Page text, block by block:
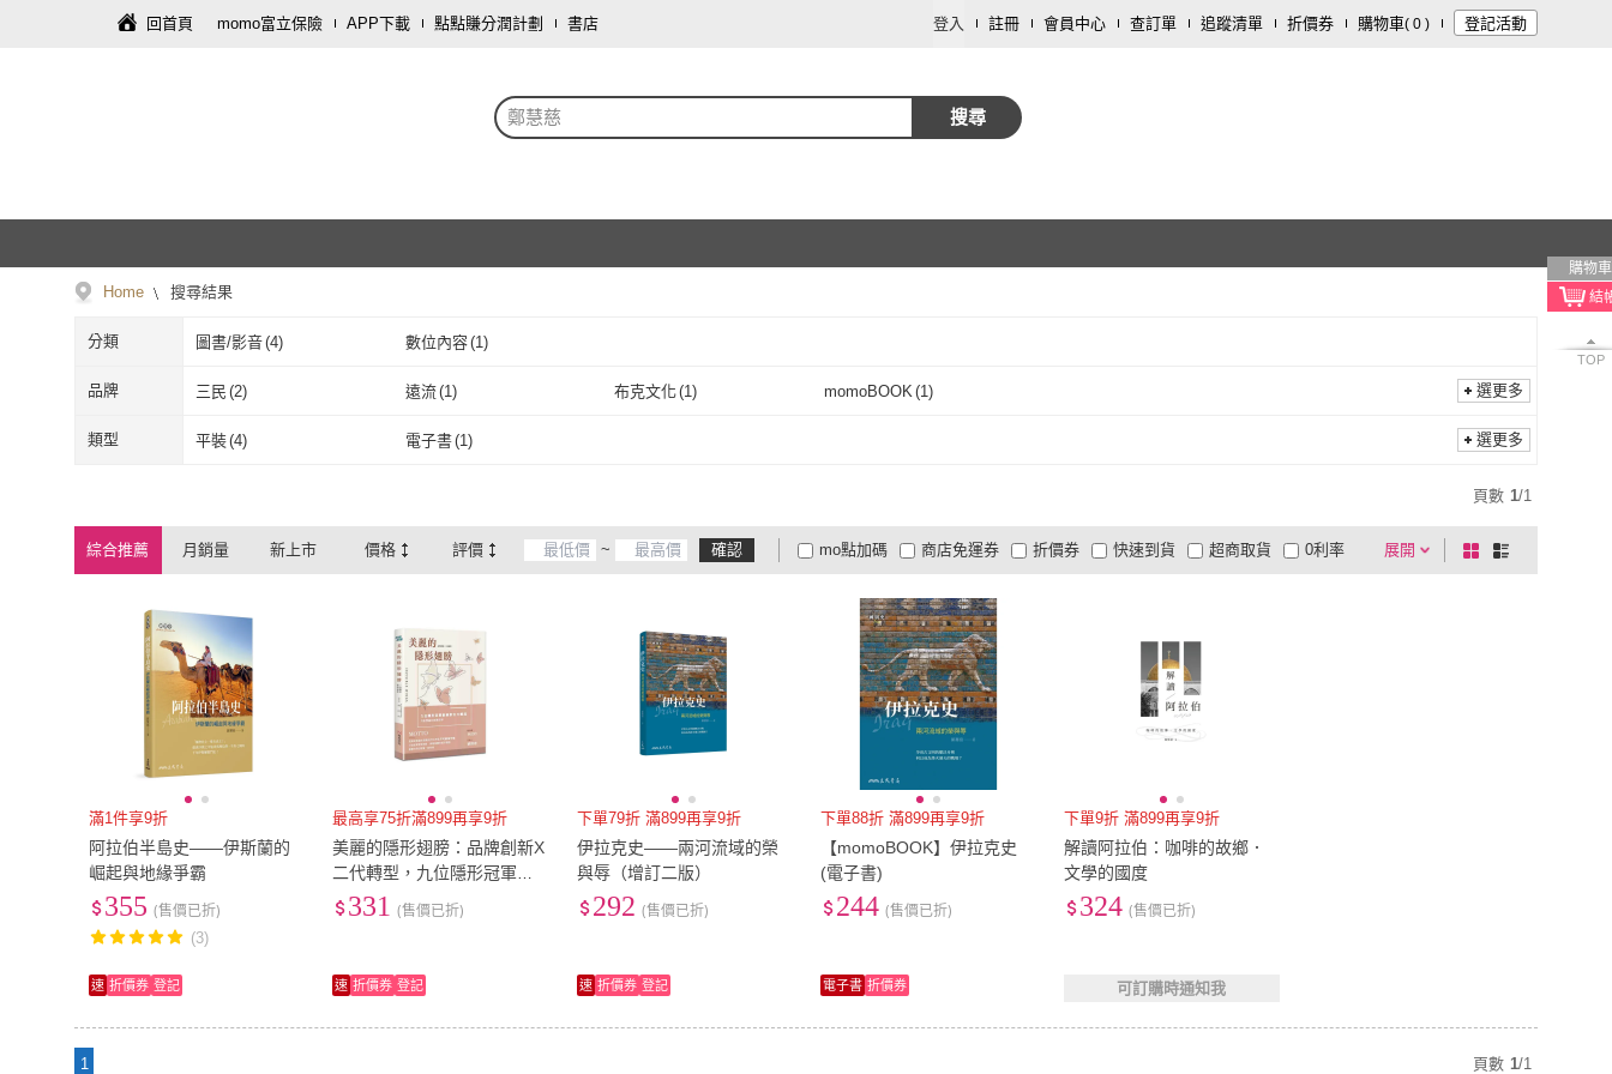
回首頁 momo富立保險 APP下載 點點賺分潤計劃 書店 登入 註冊 會員中心 查訂單 追蹤清單 折價券 購物車( 0 ) 登記活動
鄭慧慈 搜尋
購物車
TOP
Home 搜尋結果
分類 圖書/影音(4) 數位內容(1)
品牌 三民 (2) 遠流(1) 布克文化(1) momoBOOK (1)
三民 遠流(
取消 選更多
類型 平裝(4) 電子書(1) 選更多
頁數 1/1
綜合推薦 月銷量 新上市 價格 評價 ~ 確認 展開
折價券
有影片
商品有量 電視購物
mo點加碼 快速到貨 超商取貨
低溫宅配
大家電安心配
大家電快配
定期配/分次配
商店免運券 0利率
及以上 3 及以上
棋
盤
列
滿1件享9折
阿拉伯半島史――伊斯蘭的
崛起與地緣爭霸
355 (售價已折)
(3)
速 折價券 登記
最高享75折滿899再享9折
美麗的隱形翅膀：品牌創新X
二代轉型，九位隱形冠軍創
業家女力崛起、共創雙贏的
創業故事
331 (售價已折)
速 折價券 登記
下單79折 滿899再享9折
伊拉克史――兩河流域的榮
與辱（增訂二版）
292 (售價已折)
速 折價券 登記
下單88折 滿899再享9折
【momoBOOK】伊拉克史
(電子書)
244 (售價已折)
電子書 折價券
下單9折 滿899再享9折
解讀阿拉伯：咖啡的故鄉．
文學的國度
324 (售價已折)
可訂購時通知我
1 頁數 1/1